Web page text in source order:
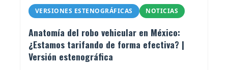
VERSIONES ESTENOGRÁFICAS NOTICIAS
Anatomía del robo vehicular en México:
¿Estamos tarifando de forma efectiva? |
Versión estenográfica